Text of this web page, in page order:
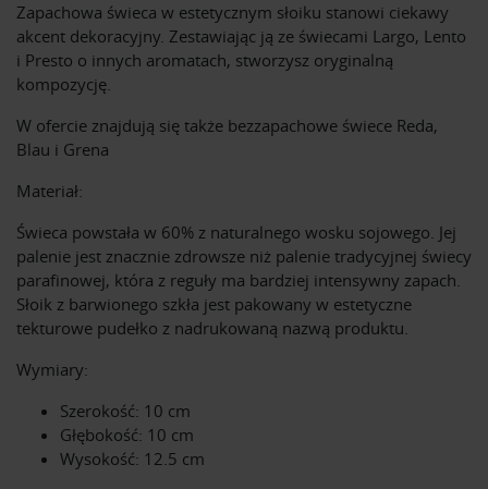
Zapachowa świeca w estetycznym słoiku stanowi ciekawy
akcent dekoracyjny. Zestawiając ją ze świecami Largo, Lento
i Presto o innych aromatach, stworzysz oryginalną
kompozycję.
W ofercie znajdują się także bezzapachowe świece Reda,
Blau i Grena
Materiał:
Świeca powstała w 60% z naturalnego wosku sojowego. Jej
palenie jest znacznie zdrowsze niż palenie tradycyjnej świecy
parafinowej, która z reguły ma bardziej intensywny zapach.
Słoik z barwionego szkła jest pakowany w estetyczne
tekturowe pudełko z nadrukowaną nazwą produktu.
Wymiary:
Szerokość: 10 cm
Głębokość: 10 cm
Wysokość: 12.5 cm